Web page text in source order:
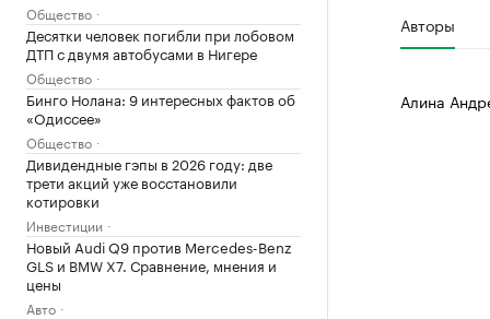
Общество
Десятки человек погибли при лобовом
ДТП с двумя автобусами в Нигере
Общество
Бинго Нолана: 9 интересных фактов об
«Одиссее»
Общество
Дивидендные гэпы в 2026 году: две
трети акций уже восстановили
котировки
Инвестиции
Новый Audi Q9 против Mercedes-Benz
GLS и BMW X7. Сравнение, мнения и
цены
Авто
Авторы
Алина